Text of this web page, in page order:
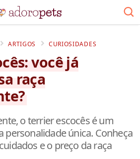
ARTIGOS CURIOSIDADES
você já
raça
o terrier escocês é um
personalidade única. Conheça
e o preço da raça